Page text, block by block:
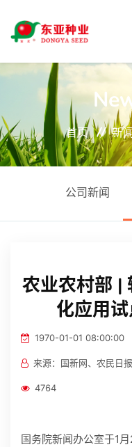
网站首页
关于东亚
服务与支持
首页 新
公司新闻
农业农村部 |
化应用
1970-01-01 08:00:00
来源：国新网、农民日报
4764
国务院新闻办公室于1